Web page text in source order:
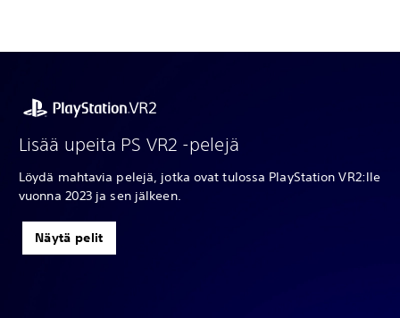
Lisää upeita PS VR2 -pelejä
Löydä mahtavia pelejä, jotka ovat tulossa PlayStation VR2:lle
vuonna 2023 ja sen jälkeen.
Näytä pelit